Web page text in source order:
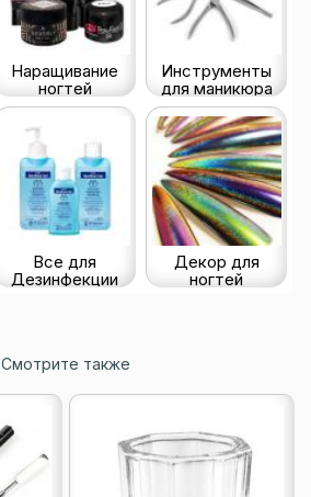
Наращивание
ногтей
Инструменты
для маникюра
Все для
Дезинфекции
Декор для
ногтей
Смотрите также